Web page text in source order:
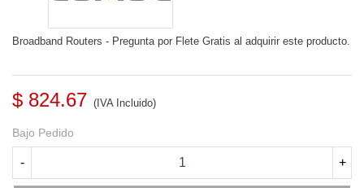
Broadband Routers - Pregunta por Flete Gratis al adquirir este producto.
$ 824.67 (IVA Incluido)
Bajo Pedido
- +